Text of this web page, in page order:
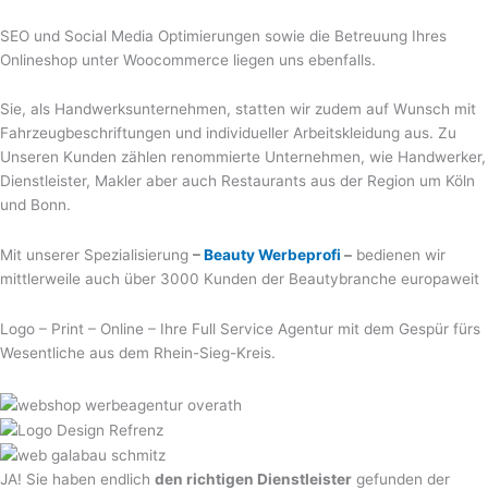
SEO und Social Media Optimierungen sowie die Betreuung Ihres
Onlineshop unter Woocommerce liegen uns ebenfalls.
Sie, als Handwerksunternehmen, statten wir zudem auf Wunsch mit
Fahrzeugbeschriftungen und individueller Arbeitskleidung aus. Zu
Unseren Kunden zählen renommierte Unternehmen, wie Handwerker,
Dienstleister, Makler aber auch Restaurants aus der Region um Köln
und Bonn.
Mit unserer Spezialisierung –Beauty Werbeprofi – bedienen wir
mittlerweile auch über 3000 Kunden der Beautybranche europaweit
Logo – Print – Online – Ihre Full Service Agentur mit dem Gespür fürs
Wesentliche aus dem Rhein-Sieg-Kreis.
JA! Sie haben endlich den richtigen Dienstleister gefunden der